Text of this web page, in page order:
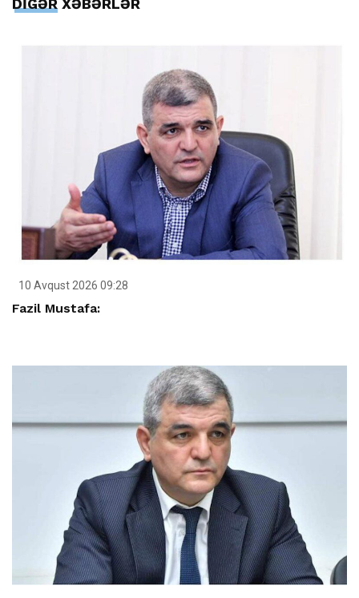
DİGƏR XƏBƏRLƏR
10 Avqust 2026 09:28
Fazil Mustafa: